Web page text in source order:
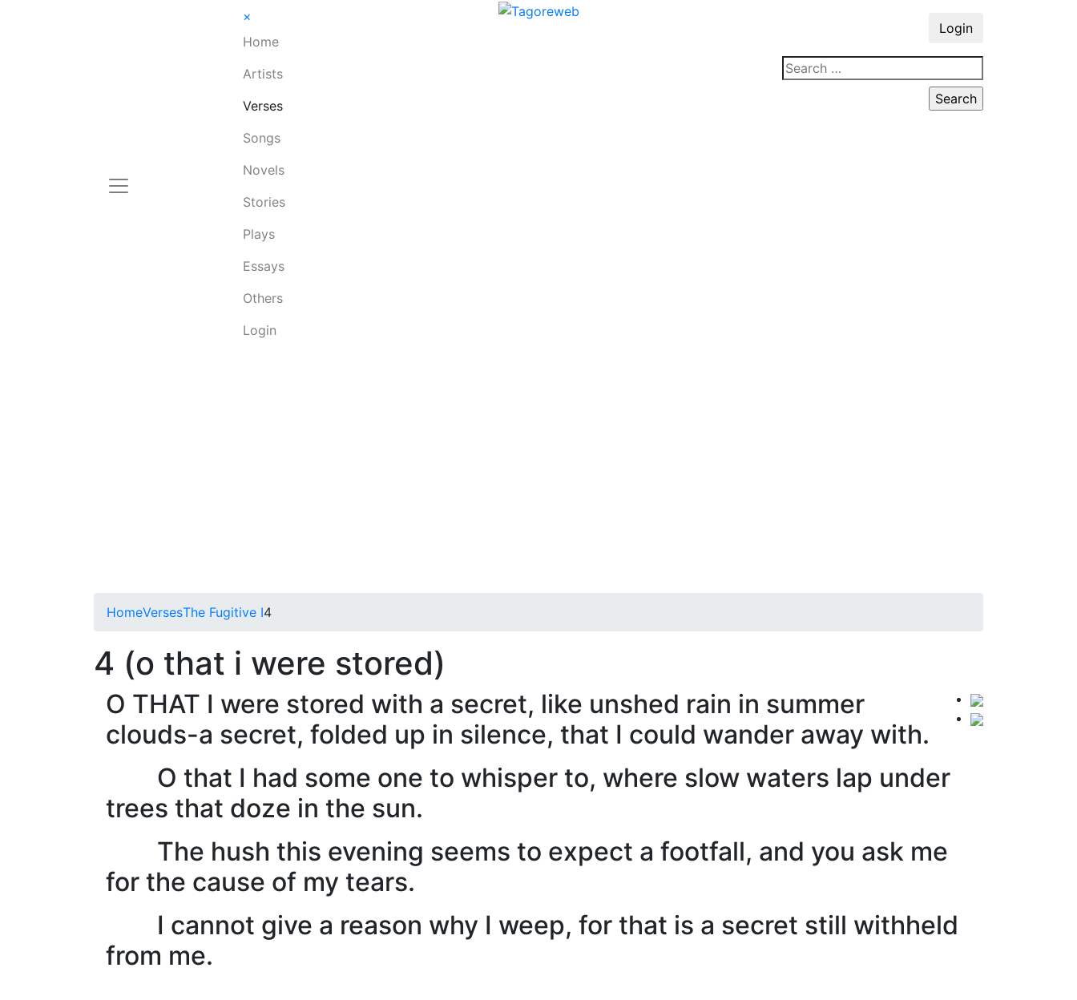
×
Home
Artists
Verses
Songs
Novels
Stories
Plays
Essays
Others
Login
Login
HomeVersesThe Fugitive I4
4 (o that i were stored)
O THAT I were stored with a secret, like unshed rain in summer
clouds-a secret, folded up in silence, that I could wander away with.
O that I had some one to whisper to, where slow waters lap under
trees that doze in the sun.
The hush this evening seems to expect a footfall, and you ask me
for the cause of my tears.
I cannot give a reason why I weep, for that is a secret still withheld
from me.